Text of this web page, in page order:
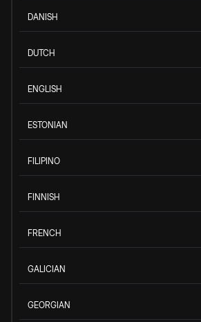
DANISH
DUTCH
ENGLISH
ESTONIAN
FILIPINO
FINNISH
FRENCH
GALICIAN
GEORGIAN